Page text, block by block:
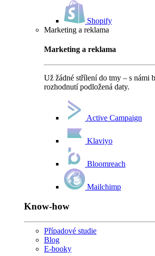
Shopify
Marketing a reklama
Marketing a reklama
Už žádné střílení do tmy – s námi
rozhodnutí podložená daty.
Active Campaign
Klaviyo
Bloomreach
Mailchimp
Know-how
Případové studie
Blog
E-booky